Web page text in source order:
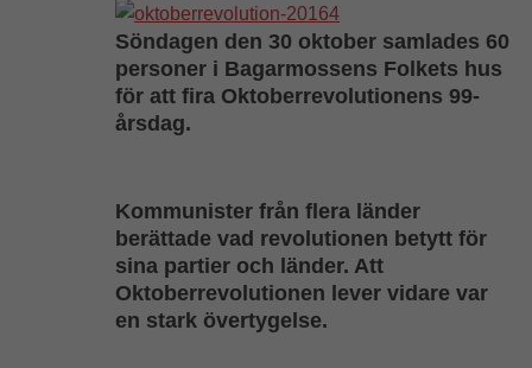
Söndagen den 30 oktober samlades 60
personer i Bagarmossens Folkets hus
för att fira Oktoberrevolutionens 99-
årsdag.
Kommunister från flera länder
berättade vad revolutionen betytt för
sina partier och länder. Att
Oktoberrevolutionen lever vidare var
en stark övertygelse.